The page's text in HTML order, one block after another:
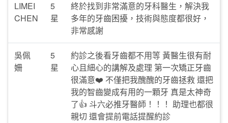
LIMEI
CHEN
5
星
終於找到非常滿意的牙科醫生，解決我
多年的牙齒困擾，技術與態度都很好，
非常感謝
吳佩
姍
5
星
約診之後看牙齒都不用等 黃醫生很有耐
心且細心的講解及處理 第一次矯正牙齒
很滿意❤️ 不僅把我醜醜的牙齒拯救 還把
我的智齒變成有用的一顆牙 真是太神奇
了👍 斗六必推牙醫師！！！ 助理也都很
親切 還會提前電話提醒約診